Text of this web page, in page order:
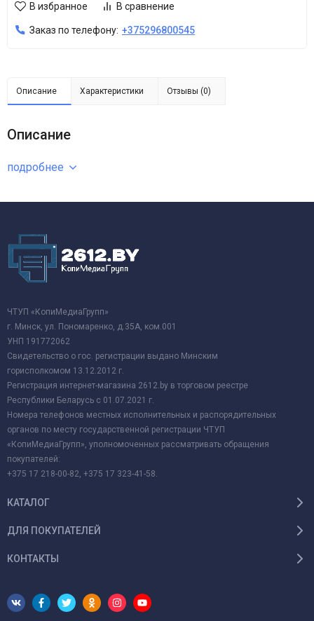
В избранное В сравнение
Заказ по телефону: +375296800545
Описание Характеристики Отзывы (0)
Описание
подробнее
ЧТУП «КопиМедиаГрупп»
г. Минск, ул. Пономаренко, д.35А, ком.001
УНП 191772062
Свидетельство о гос. регистрации выдано Минским
горисполкомом 13.12.2012 г.
Регистрация интернет-магазина 2612.by в торговом реестре
Республики Беларусь с 01.07.2021 г.
Номера телефонов местных исполнительных и распорядительных
органов по месту государственной регистрации ЧТУП
«КопиМедиаГрупп», уполномоченных рассматривать обращения
покупателей:
+375 17 218-00-82, +375 17 323-41-58.
КАТАЛОГ
ДЛЯ ПОКУПАТЕЛЕЙ
КОНТАКТЫ